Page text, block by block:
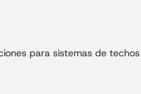
para sistemas de